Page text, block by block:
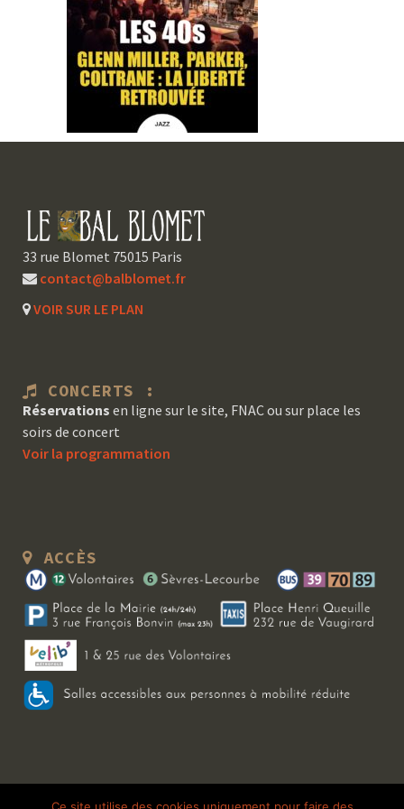
33 rue Blomet 75015 Paris
contact@balblomet.fr
VOIR SUR LE PLAN
CONCERTS :
Réservations en ligne sur le site, FNAC ou sur place les
soirs de concert
Voir la programmation
ACCÈS
Copyright 2026 Le Bal Blomet | Tous droits réservés | Mentions légales